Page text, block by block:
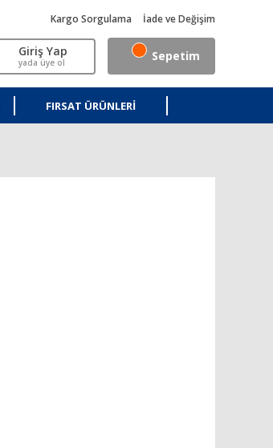
Kargo Sorgulama İade ve Değişim
Giriş Yap
yada üye ol Sepetim
FIRSAT ÜRÜNLERI